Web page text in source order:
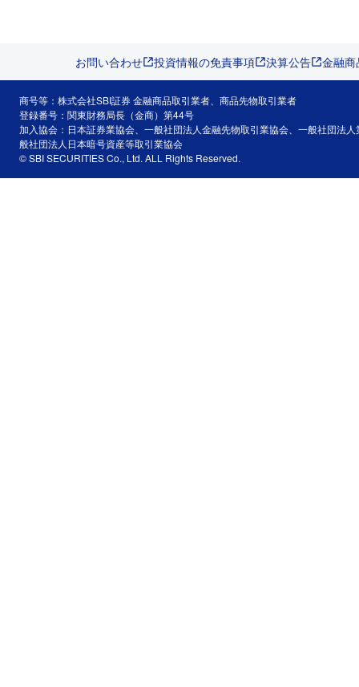
お問い合わせ 投資情報の免責事項 決算公告 金融
商号等：株式会社SBI証券 金融商品取引業者、商品先物取引業者
登録番号：関東財務局長（金商）第44号
加入協会：日本証券業協会、一般社団法人金融先物取引業協会、一般社団法
般社団法人日本暗号資産等取引業協会
© SBI SECURITIES Co., Ltd. ALL Rights Reserved.